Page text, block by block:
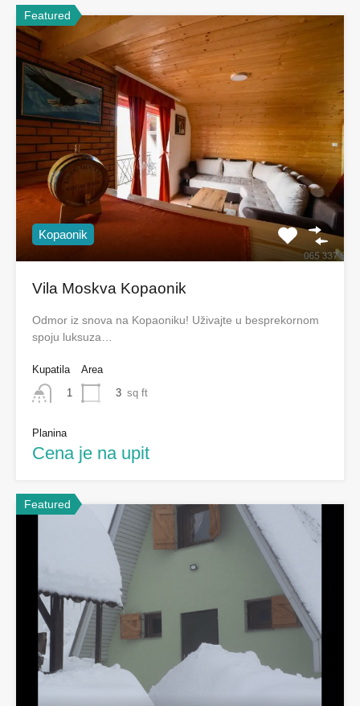
Featured
Kopaonik
Vila Moskva Kopaonik
Odmor iz snova na Kopaoniku! Uživajte u besprekornom
spoju luksuza…
Kupatila
1
Area
3 sq ft
Planina
Cena je na upit
Featured